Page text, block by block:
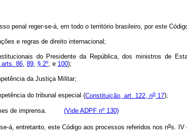
penal reger-se-á, em todo o território brasileiro, por este
e regras de direito internacional;
do Presidente da República, dos ministros de
86, 89, § 2º, e 100);
da Justiça Militar;
do tribunal especial (Constituição, art. 122, no 17);
de imprensa. (Vide ADPF nº 130)
á, entretanto, este Código aos processos referidos nos nos. IV